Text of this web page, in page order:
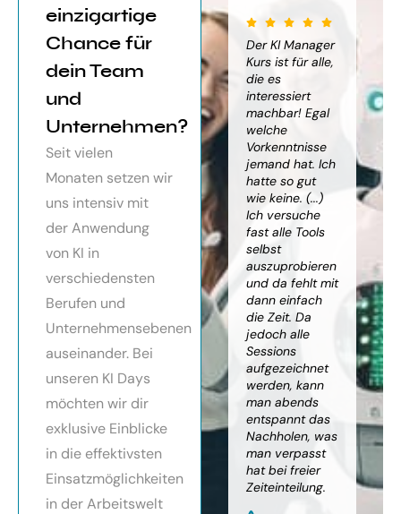
einzigartige
Chance für
dein Team
und
Unternehmen?
Seit vielen
Monaten setzen wir
uns intensiv mit
der Anwendung
von KI in
verschiedensten
Berufen und
Unternehmensebenen
auseinander. Bei
unseren KI Days
möchten wir dir
exklusive Einblicke
in die effektivsten
Einsatzmöglichkeiten
in der Arbeitswelt
von
sehr
die
von KI
von
Elisabeth
Der KI Manager
mich sehr
toller Überblick
über alles, was
mit kleinem
Ausblick.
Auf alle Fragen
teilweise
wurden für
Probleme noch
Anleitungen
bereitgestellt.
Monika
Vietz
Der KI Manager
Kurs ist für alle,
die es
interessiert
machbar! Egal
welche
Vorkenntnisse
jemand hat. Ich
hatte so gut
wie keine. (...)
Ich versuche
fast alle Tools
selbst
auszuprobieren
und da fehlt mit
dann einfach
die Zeit. Da
jedoch alle
Sessions
aufgezeichnet
werden, kann
man abends
entspannt das
Nachholen, was
man verpasst
hat bei freier
Zeiteinteilung.
zu